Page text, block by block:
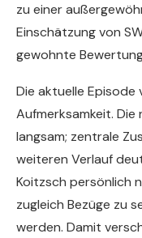
zu einer
Einschätzung von
gewohnte
Die aktuelle Episode
Aufmerksamkeit.
langsam; zentrale
weiteren Verlauf
Koitzsch persönlich
zugleich Bezüge zu
werden. Damit